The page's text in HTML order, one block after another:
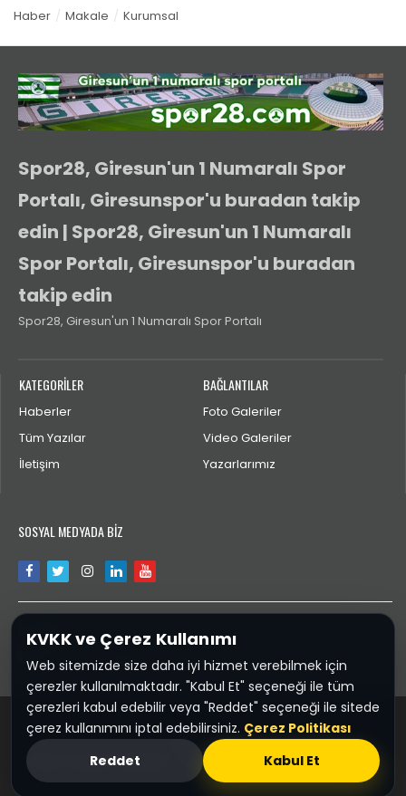
KVKK ve Çerez Kullanımı
Web sitemizde size daha iyi hizmet verebilmek için
çerezler kullanılmaktadır. "Kabul Et" seçeneği ile tüm
çerezleri kabul edebilir veya "Reddet" seçeneği ile sitede
çerez kullanımını iptal edebilirsiniz. Çerez Politikası
Reddet
Kabul Et
Haber Makale Kurumsal
Spor28, Giresun'un 1 Numaralı Spor
Portalı, Giresunspor'u buradan takip
edin | Spor28, Giresun'un 1 Numaralı
Spor Portalı, Giresunspor'u buradan
takip edin
Spor28, Giresun'un 1 Numaralı Spor Portalı
KATEGORİLER
Haberler
Tüm Yazılar
İletişim
BAĞLANTILAR
Foto Galeriler
Video Galeriler
Yazarlarımız
SOSYAL MEDYADA BİZ
İLETİŞİM
Spor28.COM
KVKK ve Çerez Politikası
Sponsor : Giresun Firma Rehberi